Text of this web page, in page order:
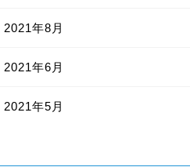
2021年8月
2021年6月
2021年5月